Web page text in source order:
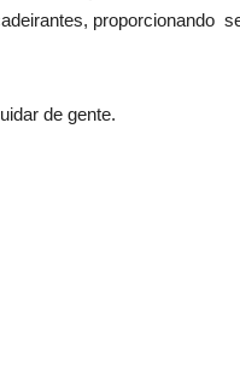
proporcionando
de gente.